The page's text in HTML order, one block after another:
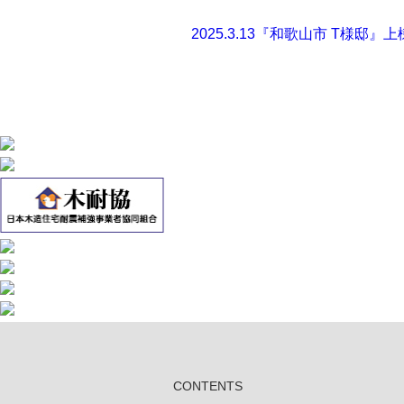
2025.3.13 『和歌山市 T様邸』上
CONTENTS